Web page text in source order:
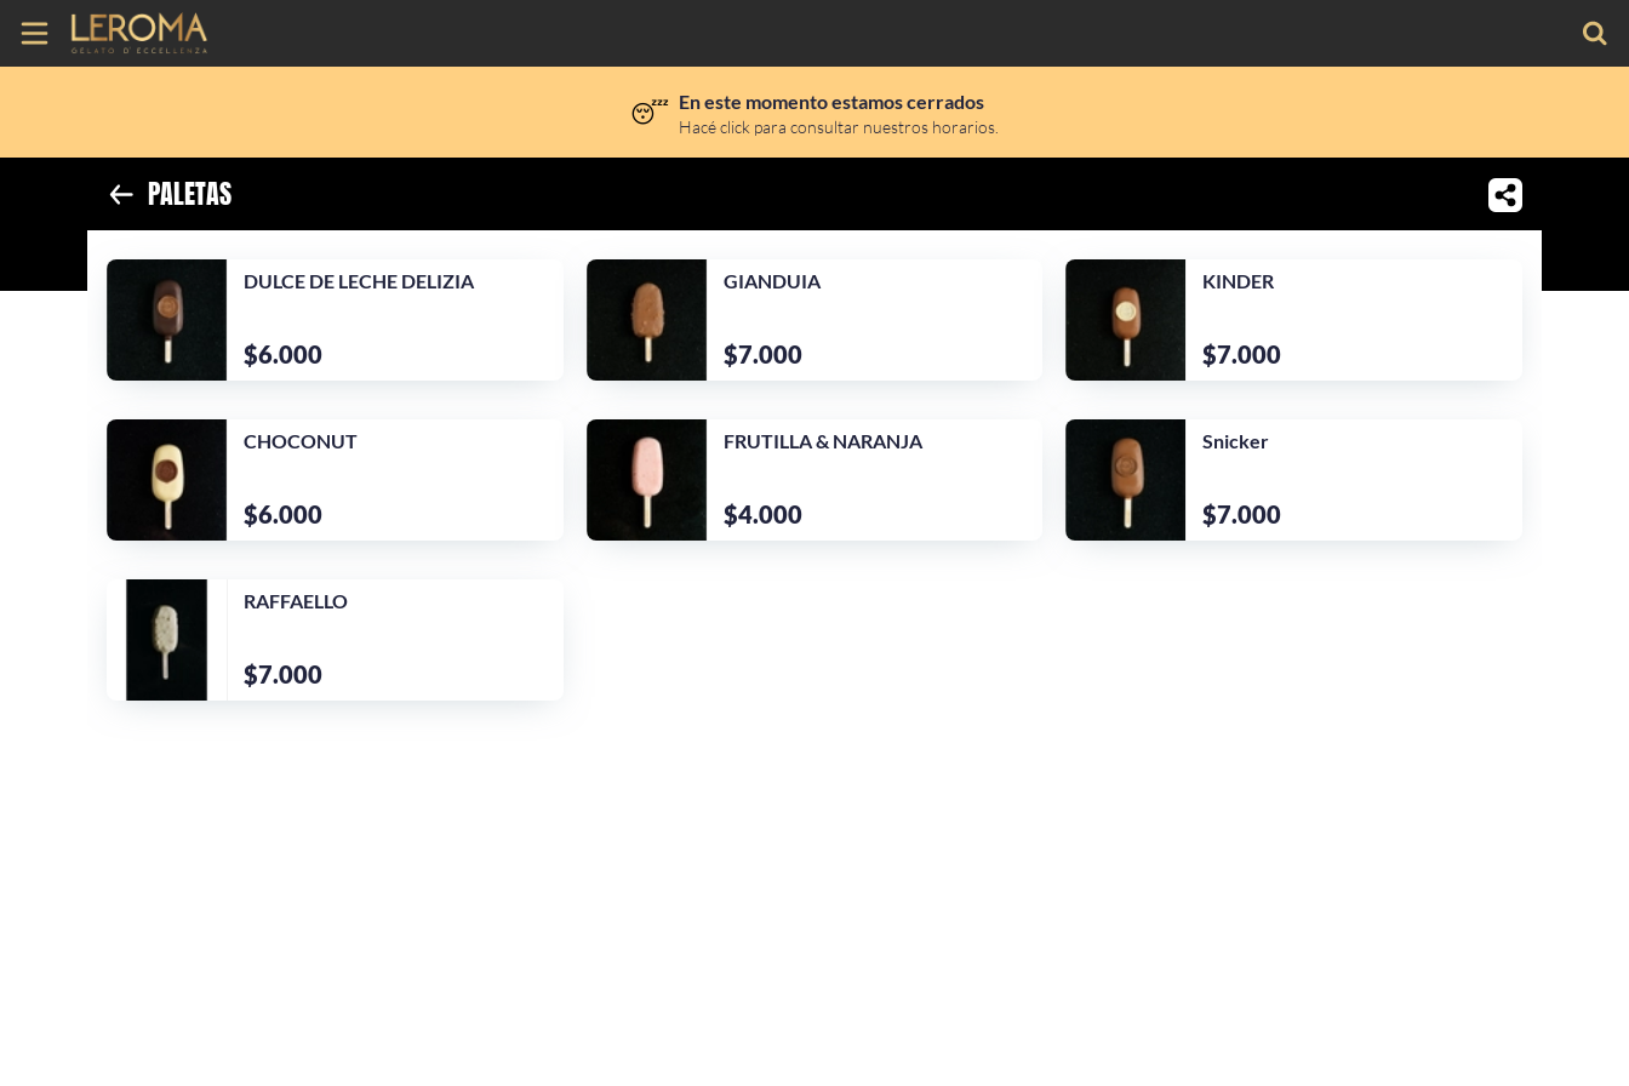
Ubicación
Sitio web
😴 En este momento estamos cerrados
Hacé click para consultar nuestros horarios.
PALETAS
DULCE DE LECHE DELIZIA
$6.000
GIANDUIA
$7.000
KINDER
$7.000
CHOCONUT
$6.000
FRUTILLA & NARANJA
$4.000
Snicker
$7.000
RAFFAELLO
$7.000